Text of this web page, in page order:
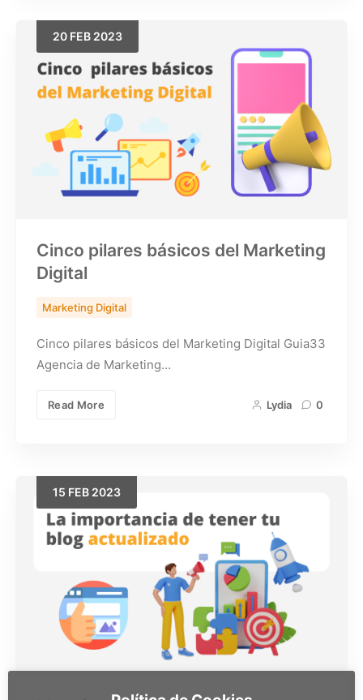
20 FEB 2023
Cinco pilares básicos del Marketing
Digital
Marketing Digital
Cinco pilares básicos del Marketing Digital Guia33
Agencia de Marketing…
Read More Lydia 0
15 FEB 2023